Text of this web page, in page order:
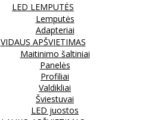
LED LEMPUTĖS
Lemputės
Adapteriai
VIDAUS APŠVIETIMAS
Maitinimo šaltiniai
Panelės
Profiliai
Valdikliai
Šviestuvai
LED juostos